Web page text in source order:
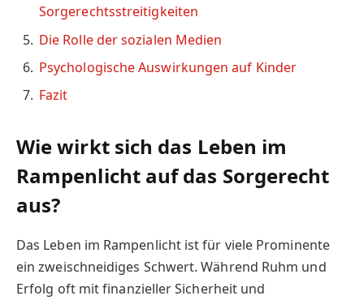
Sorgerechtsstreitigkeiten
Die Rolle der sozialen Medien
Psychologische Auswirkungen auf Kinder
Fazit
Wie wirkt sich das Leben im
Rampenlicht auf das Sorgerecht
aus?
Das Leben im Rampenlicht ist für viele Prominente
ein zweischneidiges Schwert. Während Ruhm und
Erfolg oft mit finanzieller Sicherheit und